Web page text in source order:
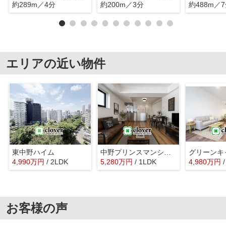
約289m／4分
約200m／3分
約488m／
エリアの近い物件
東中野ハイム
4,990万円 / 2LDK
5,280万円 / 1LDK 4,980万円
お客様の声